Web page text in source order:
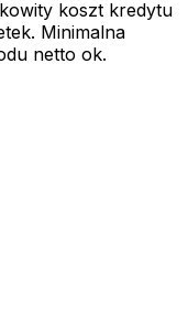
koszt kredytu
Minimalna
netto ok.